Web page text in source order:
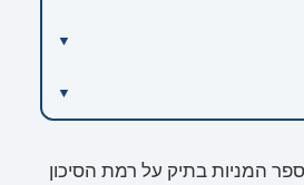
המניות בתיק על רמת הסיכון